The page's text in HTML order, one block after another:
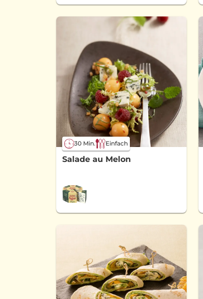
30 Min. Einfach
Salade au Melon